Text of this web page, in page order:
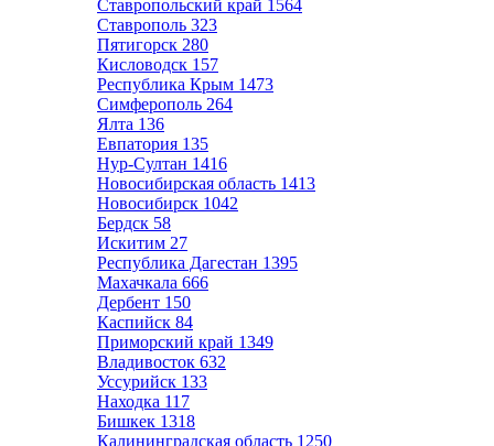
Ставропольский край 1564
Ставрополь 323
Пятигорск 280
Кисловодск 157
Республика Крым 1473
Симферополь 264
Ялта 136
Евпатория 135
Нур-Султан 1416
Новосибирская область 1413
Новосибирск 1042
Бердск 58
Искитим 27
Республика Дагестан 1395
Махачкала 666
Дербент 150
Каспийск 84
Приморский край 1349
Владивосток 632
Уссурийск 133
Находка 117
Бишкек 1318
Калининградская область 1250